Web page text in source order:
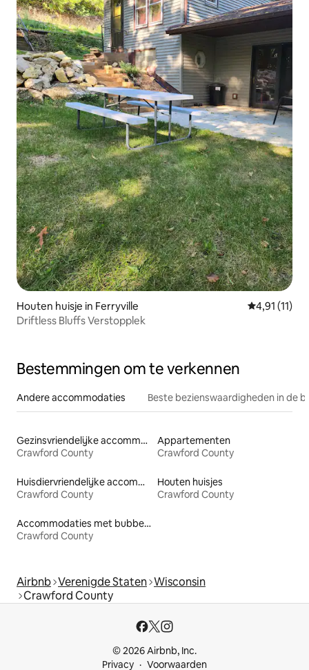
Houten huisje in Ferryville Gemiddelde
4,91 (11)
Driftless Bluffs Verstopplek
Bestemmingen om te verkennen
Andere accommodaties Beste bezienswaardigheden in de
Gezinsvriendelijke accommodaties
Crawford County
Appartementen
Crawford County
Huisdiervriendelijke accommodaties
Crawford County
Houten huisjes
Crawford County
Accommodaties met bubbelbad
Crawford County
Airbnb Verenigde Staten Wisconsin
Crawford County
© 2026 Airbnb, Inc.
Privacy
Voorwaarden